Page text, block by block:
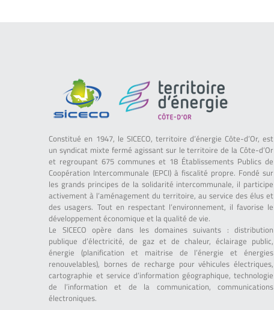
Constitué en 1947, le SICECO, territoire d’énergie Côte-d’Or, est
un syndicat mixte fermé agissant sur le territoire de la Côte-d’Or
et regroupant 675 communes et 18 Établissements Publics de
Coopération Intercommunale (EPCI) à fiscalité propre. Fondé sur
les grands principes de la solidarité intercommunale, il participe
activement à l’aménagement du territoire, au service des élus et
des usagers. Tout en respectant l’environnement, il favorise le
développement économique et la qualité de vie.
Le SICECO opère dans les domaines suivants : distribution
publique d’électricité, de gaz et de chaleur, éclairage public,
énergie (planification et maitrise de l’énergie et énergies
renouvelables), bornes de recharge pour véhicules électriques,
cartographie et service d’information géographique, technologie
de l’information et de la communication, communications
électroniques.